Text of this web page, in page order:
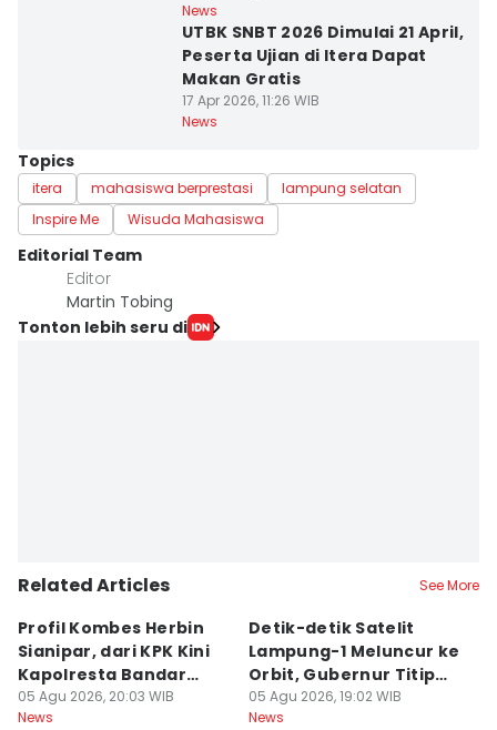
News
UTBK SNBT 2026 Dimulai 21 April,
Peserta Ujian di Itera Dapat
Makan Gratis
17 Apr 2026, 11:26 WIB
News
Topics
itera mahasiswa berprestasi
lampung selatan
Inspire Me
Wisuda Mahasiswa
Editorial Team
Editor
Martin Tobing
Tonton lebih seru di
Related Articles See More
Profil Kombes Herbin
Sianipar, dari KPK Kini
Kapolresta Bandar
Lampung
05 Agu 2026, 20:03 WIB
News
Detik-detik Satelit
Lampung-1 Meluncur ke
Orbit, Gubernur Titip
Pesan
05 Agu 2026, 19:02 WIB
News